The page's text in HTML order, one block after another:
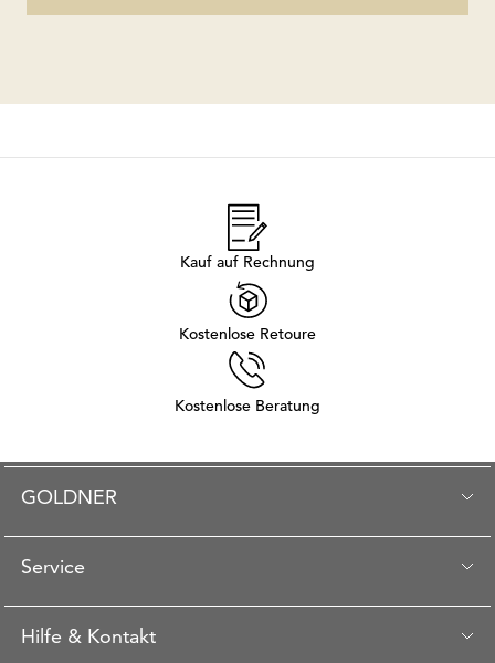
Kauf auf Rechnung
Kostenlose Retoure
Kostenlose Beratung
GOLDNER
Service
Hilfe & Kontakt